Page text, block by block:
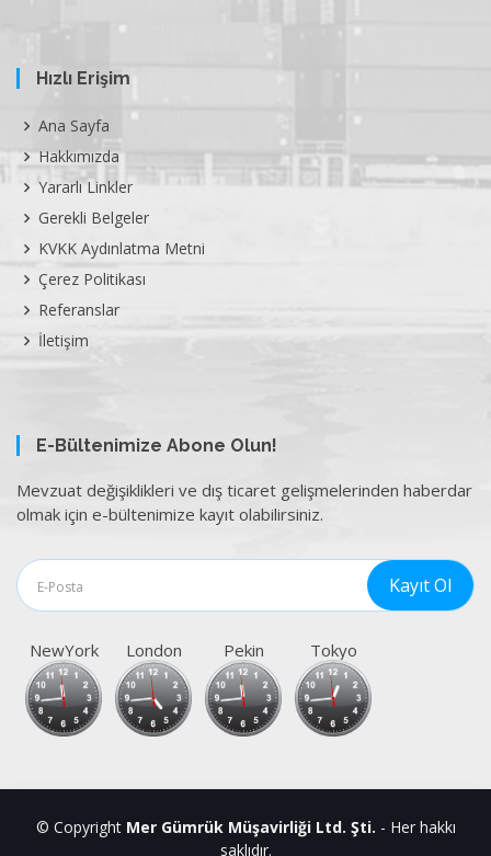
Hızlı Erişim
Ana Sayfa
Hakkımızda
Yararlı Linkler
Gerekli Belgeler
KVKK Aydınlatma Metni
Çerez Politikası
Referanslar
İletişim
E-Bültenimize Abone Olun!
Mevzuat değişiklikleri ve dış ticaret gelişmelerinden haberdar
olmak için e-bültenimize kayıt olabilirsiniz.
NewYork London Pekin Tokyo
© Copyright Mer Gümrük Müşavirliği Ltd. Şti. - Her hakkı
saklıdır.